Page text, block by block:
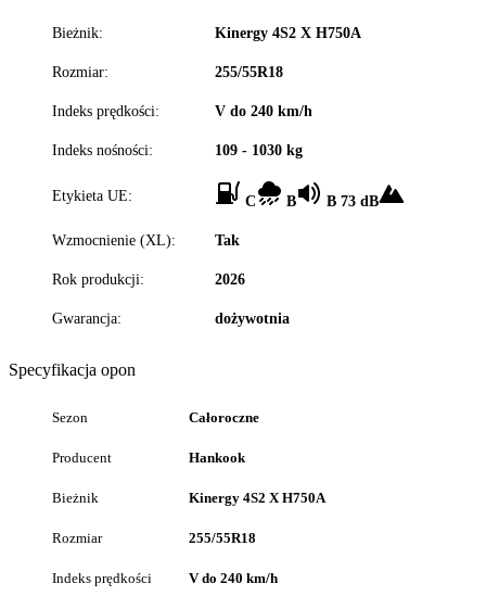
Bieżnik: Kinergy 4S2 X H750A
Rozmiar: 255/55R18
Indeks prędkości: V do 240 km/h
Indeks nośności: 109 - 1030 kg
Etykieta UE: C B B 73 dB
Wzmocnienie (XL): Tak
Rok produkcji: 2026
Gwarancja: dożywotnia
Specyfikacja opon
Sezon Całoroczne
Producent Hankook
Bieżnik Kinergy 4S2 X H750A
Rozmiar 255/55R18
Indeks prędkości V do 240 km/h